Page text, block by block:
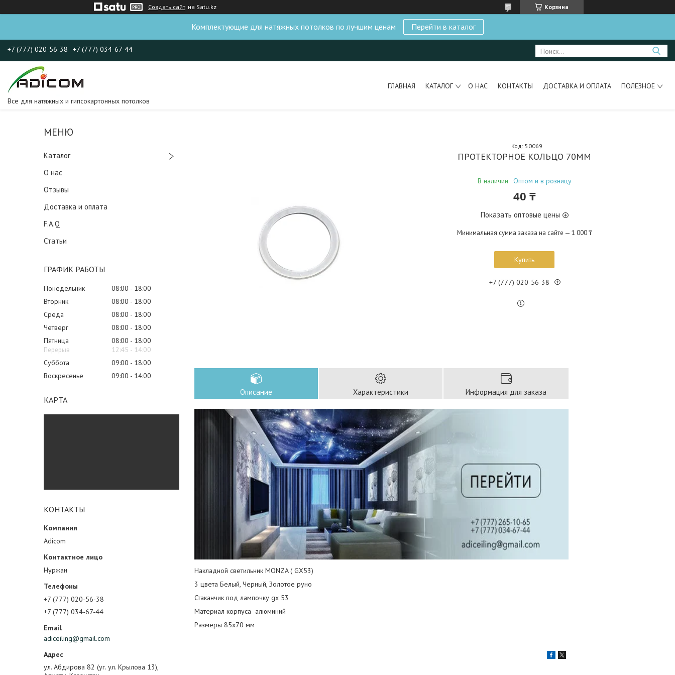
Создать сайт на Satu.kz Корзина
Комплектующие для натяжных потолков по лучшим ценам Перейти в каталог
+7 (777) 020-56-38 +7 (777) 034-67-44
Все для натяжных и гипсокартонных потолков
ГЛАВНАЯ КАТАЛОГ О НАС КОНТАКТЫ ДОСТАВКА И ОПЛАТА ПОЛЕЗНОЕ
Каталог
О нас
Отзывы
Доставка и оплата
F.A.Q
Статьи
ГРАФИК РАБОТЫ
Понедельник 08:00
18:00
Вторник
08:00
18:00
Среда
08:00
18:00
Четверг
08:00
18:00
Пятница
08:00
18:00
12:45
14:00
Суббота
09:00
18:00
Воскресенье
09:00 14:00
КАРТА
КОНТАКТЫ
Adicom
Нуржан
+7 (777) 020-56-38
+7 (777) 034-67-44
adiceiling@gmail.com
ул. Абдирова 82 (уг. ул. Крылова 13),
ПРОТЕКТОРНОЕ КОЛЬЦО 70ММ
В наличии Оптом и в розницу
Код:50069
40 ₸
Показать оптовые цены
Минимальная сумма заказа на сайте — 1 000 ₸
Купить
+7 (777) 020-56-38
Описание Характеристики Информация для заказа
Накладной светильник MONZA ( GX53)
3 цвета Белый, Черный, Золотое руно
Стаканчик под лампочку gx 53
Материал корпуса алюминий
Размеры 85х70 мм